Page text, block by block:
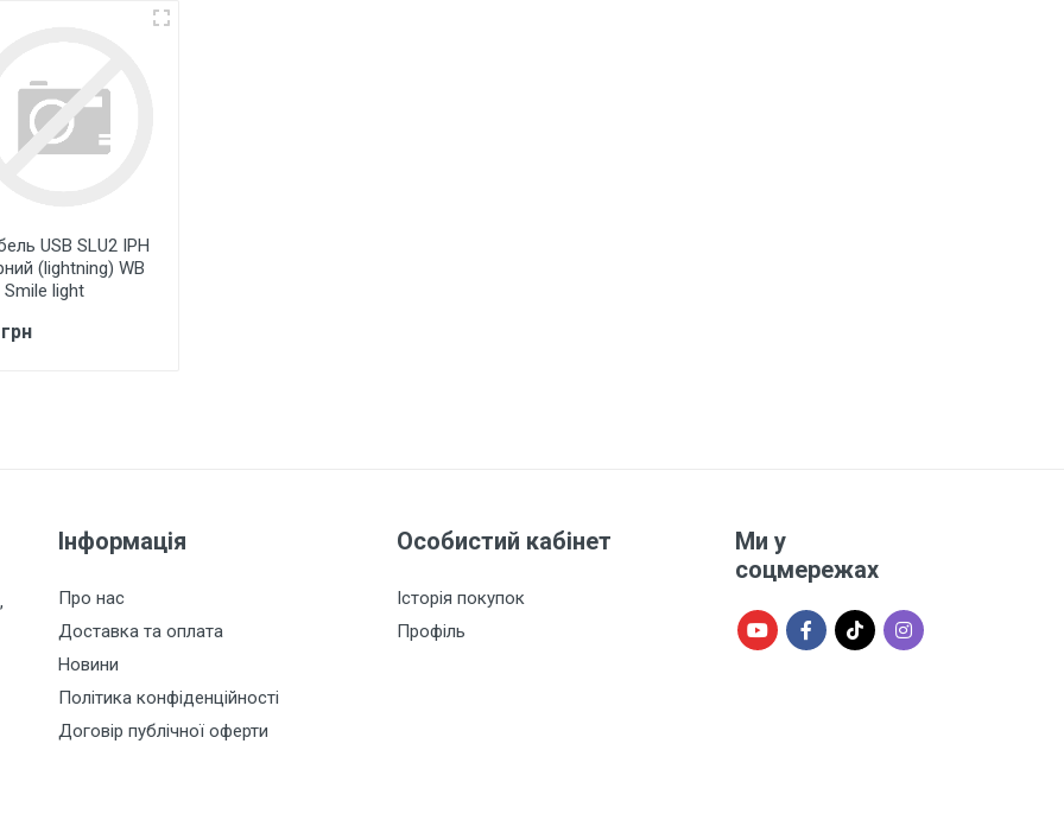
USB SLU2 IPH
(lightning) WB
Smile light
Інформація
Про нас
Доставка та оплата
Новини
Політика конфіденційності
Договір публічної оферти
Особистий кабінет
Історія покупок
Профіль
Ми у
соцмережах